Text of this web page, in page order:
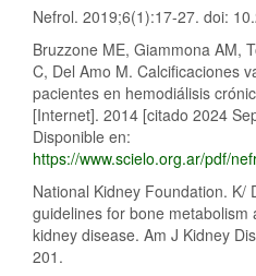
Nefrol. 2019;6(1):17-27. doi:
Bruzzone ME, Giammona AM,
C, Del Amo M. Calcificaciones
pacientes en hemodiálisis
[Internet]. 2014 [citado 2024
Disponible en:
https://www.scielo.org.ar/pdf/
National Kidney Foundation. K/
guidelines for bone metabolism
kidney disease. Am J Kidney
201.